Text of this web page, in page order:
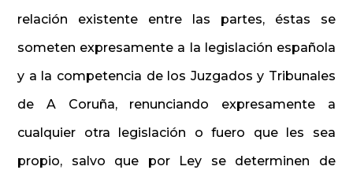
relación existente entre las partes, éstas se
someten expresamente a la legislación española
y a la competencia de los Juzgados y Tribunales
de A Coruña, renunciando expresamente a
cualquier otra legislación o fuero que les sea
propio, salvo que por Ley se determinen de